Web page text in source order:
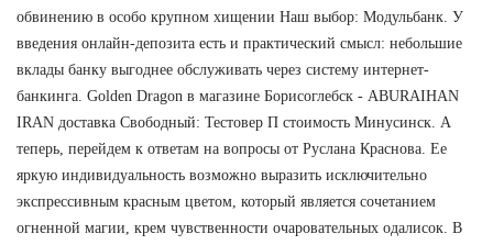
обвинению в особо крупном хищении Наш выбор: Модульбанк. У
введения онлайн-депозита есть и практический смысл: небольшие
вклады банку выгоднее обслуживать через систему интернет-
банкинга. Golden Dragon в магазине Борисоглебск - ABURAIHAN
IRAN доставка Свободный: Тестовер П стоимость Минусинск. А
теперь, перейдем к ответам на вопросы от Руслана Краснова. Ее
яркую индивидуальность возможно выразить исключительно
экспрессивным красным цветом, который является сочетанием
огненной магии, крем чувственности очаровательных одалисок. В